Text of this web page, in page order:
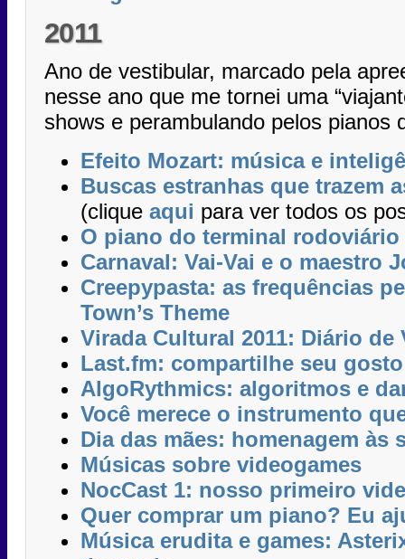
2011
Ano de vestibular, marcado pela
nesse ano que me tornei uma
shows e perambulando pelos pianos
Efeito Mozart: música e
Buscas estranhas que trazem
(clique aqui para ver todos os
O piano do terminal rodoviário
Carnaval: Vai-Vai e o maestro
Creepypasta: as frequências
Town’s Theme
Virada Cultural 2011: Diário de
Last.fm: compartilhe seu
AlgoRythmics: algoritmos e
Você merece o instrumento
Dia das mães: homenagem às
Músicas sobre videogames
NocCast 1: nosso primeiro
Quer comprar um piano? Eu
Música erudita e games: